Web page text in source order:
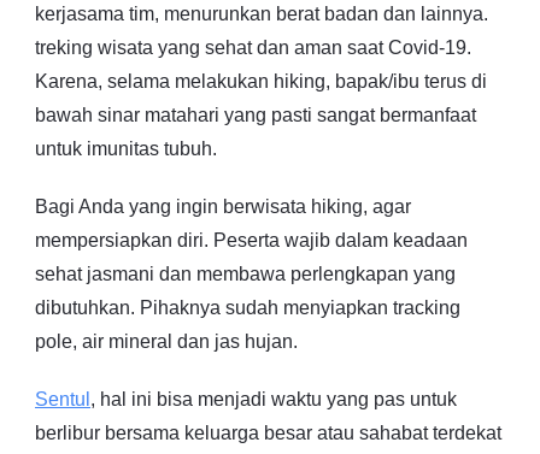
kerjasama tim, menurunkan berat badan dan lainnya.
treking wisata yang sehat dan aman saat Covid-19.
Karena, selama melakukan hiking, bapak/ibu terus di
bawah sinar matahari yang pasti sangat bermanfaat
untuk imunitas tubuh.
Bagi Anda yang ingin berwisata hiking, agar
mempersiapkan diri. Peserta wajib dalam keadaan
sehat jasmani dan membawa perlengkapan yang
dibutuhkan. Pihaknya sudah menyiapkan tracking
pole, air mineral dan jas hujan.
Sentul , hal ini bisa menjadi waktu yang pas untuk
berlibur bersama keluarga besar atau sahabat terdekat